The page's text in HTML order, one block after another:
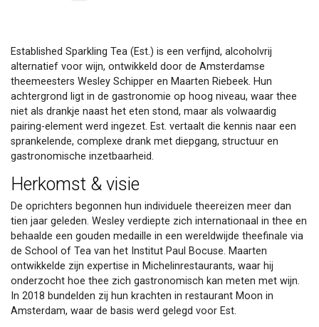
Established Sparkling Tea (Est.) is een verfijnd, alcoholvrij
alternatief voor wijn, ontwikkeld door de Amsterdamse
theemeesters Wesley Schipper en Maarten Riebeek. Hun
achtergrond ligt in de gastronomie op hoog niveau, waar thee
niet als drankje naast het eten stond, maar als volwaardig
pairing-element werd ingezet. Est. vertaalt die kennis naar een
sprankelende, complexe drank met diepgang, structuur en
gastronomische inzetbaarheid.
Herkomst & visie
De oprichters begonnen hun individuele theereizen meer dan
tien jaar geleden. Wesley verdiepte zich internationaal in thee en
behaalde een gouden medaille in een wereldwijde theefinale via
de School of Tea van het Institut Paul Bocuse. Maarten
ontwikkelde zijn expertise in Michelinrestaurants, waar hij
onderzocht hoe thee zich gastronomisch kan meten met wijn.
In 2018 bundelden zij hun krachten in restaurant Moon in
Amsterdam, waar de basis werd gelegd voor Est.